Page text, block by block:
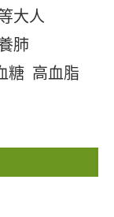
大人
肺
糖 高血脂